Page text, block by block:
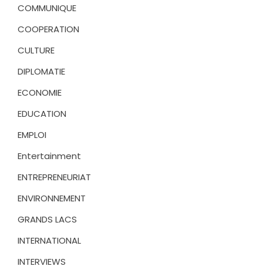
COMMUNIQUE
COOPERATION
CULTURE
DIPLOMATIE
ECONOMIE
EDUCATION
EMPLOI
Entertainment
ENTREPRENEURIAT
ENVIRONNEMENT
GRANDS LACS
INTERNATIONAL
INTERVIEWS